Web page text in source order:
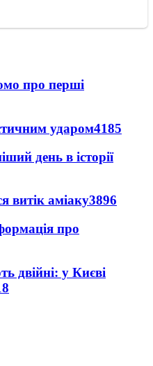
про перші
ударом4185
день в історії
витік аміаку3896
про
двійні: у Києві